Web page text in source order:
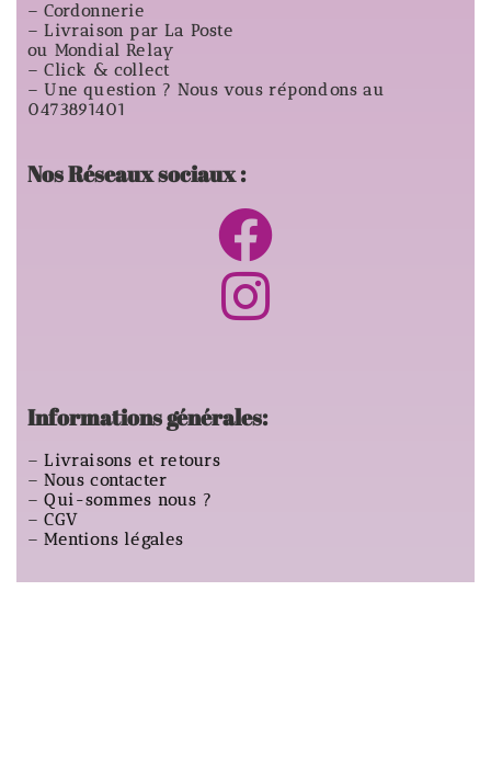
– Cordonnerie
– Livraison par La Poste
ou Mondial Relay
– Click & collect
– Une question ? Nous vous répondons au
0473891401
Nos Réseaux sociaux :
Informations générales:
–Livraisons et retours
–Nous contacter
–Qui-sommes nous ?
–CGV
–Mentions légales